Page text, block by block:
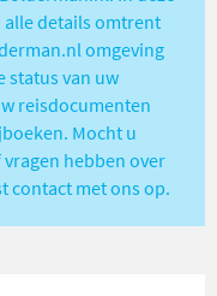
details omtrent
omgeving
status van uw
reisdocumenten
Mocht u
hebben over
contact met ons op.